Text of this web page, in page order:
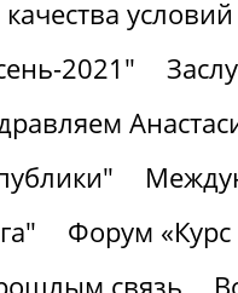
2021"
Форум «Курс
связь